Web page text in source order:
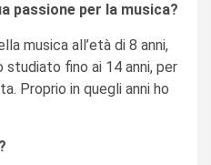
passione per la musica?
musica all’età di 8 anni,
fino ai 14 anni, per
Proprio in quegli anni ho